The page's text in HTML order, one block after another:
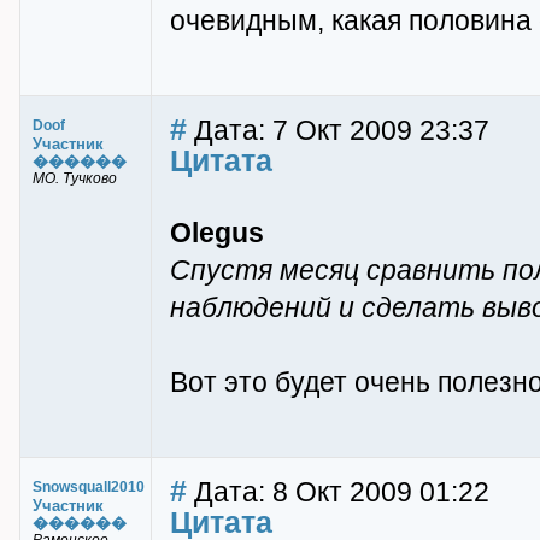
очевидным, какая половина
Doof
Участник
������
МО. Тучково
# Дата: 7 Окт 2009 23:37
Цитата
Olegus
Спустя месяц сравнить
наблюдений и сделать
Вот это будет очень
Snowsquall2010
Участник
������
# Дата: 8 Окт 2009 01:22
Цитата